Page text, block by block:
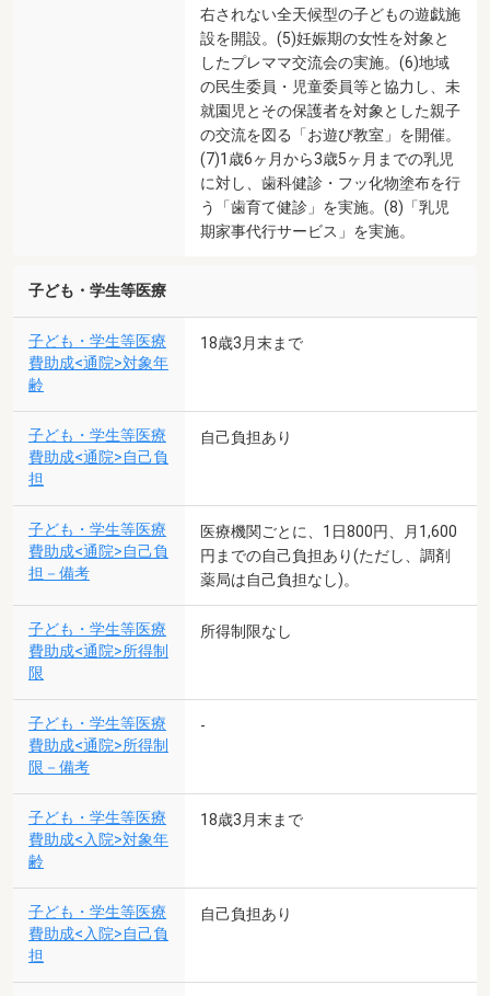
右されない全天候型の子どもの遊戯施
設を開設。(5)妊娠期の女性を対象と
したプレママ交流会の実施。(6)地域
の民生委員・児童委員等と協力し、未
就園児とその保護者を対象とした親子
の交流を図る「お遊び教室」を開催。
(7)1歳6ヶ月から3歳5ヶ月までの乳児
に対し、歯科健診・フッ化物塗布を行
う「歯育て健診」を実施。(8)「乳児
期家事代行サービス」を実施。
子ども・学生等医療
子ども・学生等医療
費助成<通院>対象年
齢
18歳3月末まで
子ども・学生等医療
費助成<通院>自己負
担
自己負担あり
子ども・学生等医療
費助成<通院>自己負
担－備考
医療機関ごとに、1日800円、月1,600
円までの自己負担あり(ただし、調剤
薬局は自己負担なし)。
子ども・学生等医療
費助成<通院>所得制
限
所得制限なし
子ども・学生等医療
費助成<通院>所得制
限－備考
-
子ども・学生等医療
費助成<入院>対象年
齢
18歳3月末まで
子ども・学生等医療
費助成<入院>自己負
担
自己負担あり